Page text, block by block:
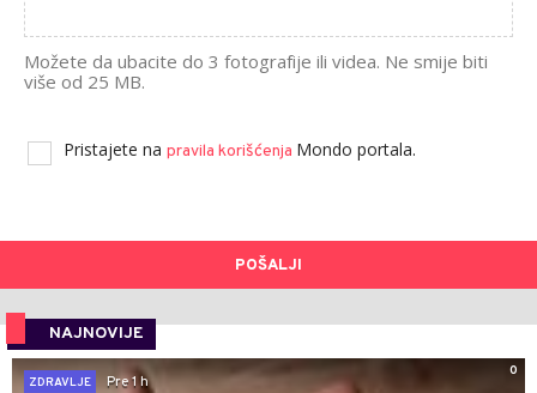
Možete da ubacite do 3 fotografije ili videa. Ne smije biti
više od 25 MB.
Pristajete na pravila korišćenja Mondo portala.
POŠALJI
NAJNOVIJE
0
ZDRAVLJE
Pre 1 h